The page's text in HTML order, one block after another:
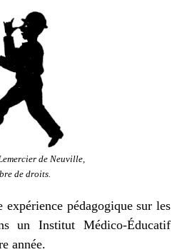
de Neuville,
de droits.
pédagogique sur les
un Institut Médico-Éducatif
année.